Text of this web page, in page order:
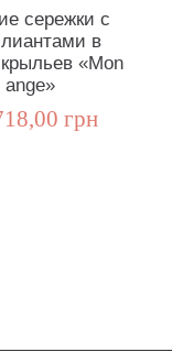
сережки с
в
«Mon
ange»
грн